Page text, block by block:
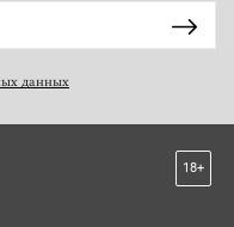
данных
18+